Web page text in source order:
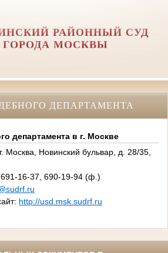
РАЙОННЫЙ СУД
ГОРОДА МОСКВЫ
ДЕПАРТАМЕНТА
департамента в г. Москве
Москва, Новинский бульвар, д. 28/35,
16-37, 690-19-94 (ф.)
http://usd.msk.sudrf.ru